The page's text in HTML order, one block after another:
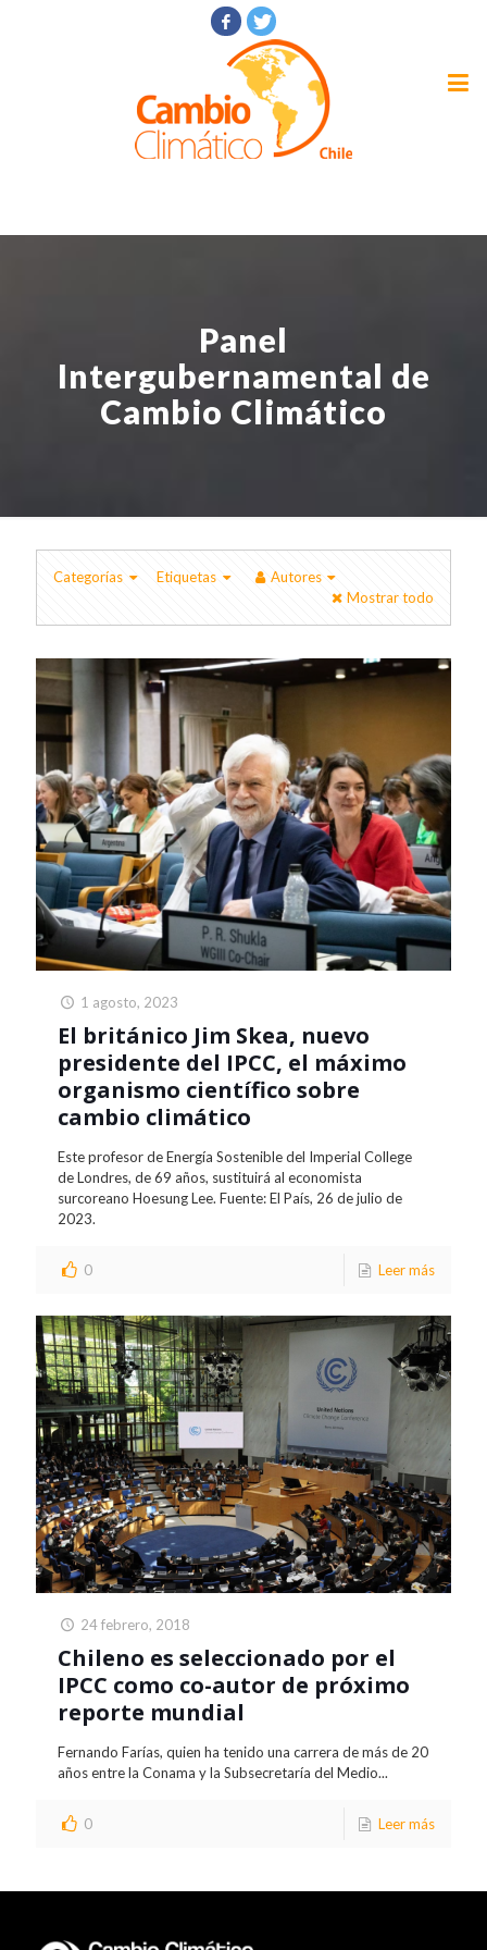
Panel
Intergubernamental de
Cambio Climático
Categorías Etiquetas
Autores
Mostrar todo
1 agosto, 2023
El británico Jim Skea, nuevo
presidente del IPCC, el máximo
organismo científico sobre
cambio climático
Este profesor de Energía Sostenible del Imperial College
de Londres, de 69 años, sustituirá al economista
surcoreano Hoesung Lee. Fuente: El País, 26 de julio de
2023.
0 Leer más
24 febrero, 2018
Chileno es seleccionado por el
IPCC como co-autor de próximo
reporte mundial
Fernando Farías, quien ha tenido una carrera de más de 20
años entre la Conama y la Subsecretaría del Medio...
0 Leer más